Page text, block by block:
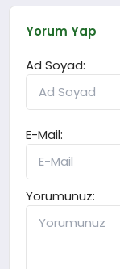
Yorum Yap
Ad Soyad:
E-Mail:
Yorumunuz: